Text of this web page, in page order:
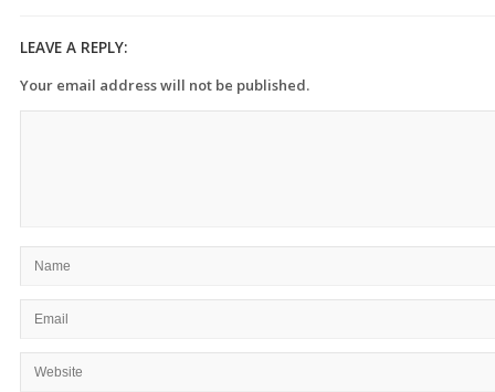
LEAVE A REPLY:
Your email address will not be published.